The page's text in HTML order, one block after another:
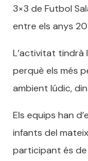
3×3 de Futbol
entre els anys
L’activitat tindrà
perquè els més
ambient lúdic,
Els equips han
infants del
participant és